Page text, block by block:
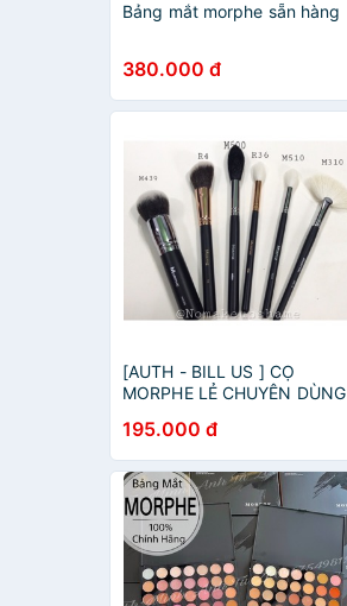
Bảng mắt morphe sẵn hàng
380.000 đ
[AUTH - BILL US ] CỌ
MORPHE LẺ CHUYÊN DÙNG
195.000 đ